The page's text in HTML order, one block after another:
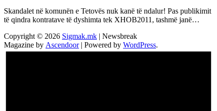
Skandalet në komunën e Tetovës nuk kanë të ndalur! Pas publikimit
të qindra kontratave të dyshimta tek XHOB2011, tashmë janë…
Copyright © 2026 Sigmak.mk | Newsbreak
Magazine by Ascendoor| Powered by WordPress.